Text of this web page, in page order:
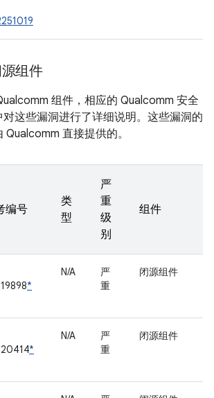
组件
组件，相应的 Qualcomm 安全
这些漏洞进行了详细说明。这些漏洞的
直接提供的。
编号
类
型
严
重
级
别
组件
*
N/A
严
重
闭源组件
*
N/A
严
重
闭源组件